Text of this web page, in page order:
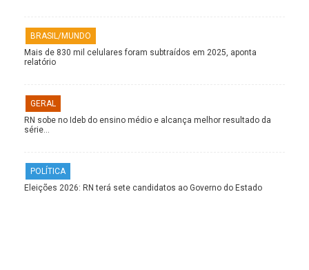
BRASIL/MUNDO
Mais de 830 mil celulares foram subtraídos em 2025, aponta
relatório
GERAL
RN sobe no Ideb do ensino médio e alcança melhor resultado da
série…
POLÍTICA
Eleições 2026: RN terá sete candidatos ao Governo do Estado